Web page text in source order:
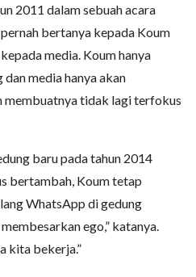
2011 dalam sebuah acara
bertanya kepada Koum
media. Koum hanya
media hanya akan
membuatnya tidak lagi terfokus
baru pada tahun 2014
bertambah, Koum tetap
WhatsApp di gedung
ego,” katanya.
kita bekerja.”